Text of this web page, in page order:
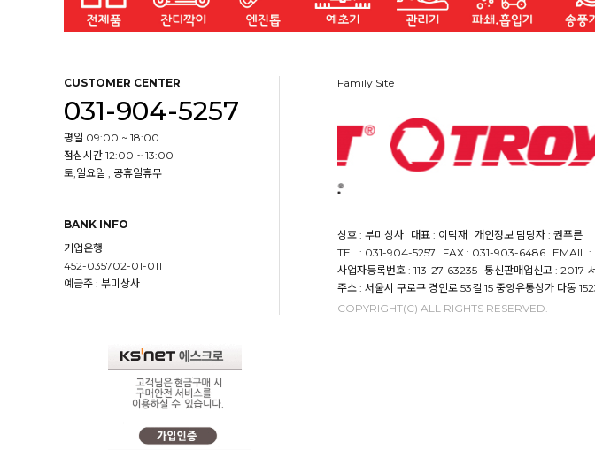
CUSTOMER CENTER
031-904-5257
평일 09:00 ~ 18:00
점심시간 12:00 ~ 13:00
토,일요일 , 공휴일휴무
BANK INFO
기업은행
452-035702-01-011
예금주 : 부미상사
Family Site
상호 : 부미상사 대표 : 이덕재
개인정보 담당자 : 권푸른
TEL : 031-904-5257
FAX : 031-903-6486 EMAIL :
사업자등록번호 : 113-27-63235 통신판매업신고 : 2017-
주소 : 서울시 구로구 경인로 53길 15 중앙유통상가 다동
COPYRIGHT(C) ALL RIGHTS RESERVED.